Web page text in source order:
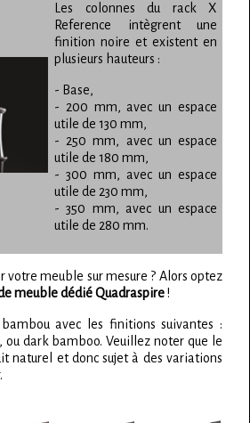
Les colonnes du rack X
Reference intègrent une
finition noire et existent en
plusieurs hauteurs :
- Base,
- 200 mm, avec un espace
utile de 130 mm,
- 250 mm, avec un espace
utile de 180 mm,
- 300 mm, avec un espace
utile de 230 mm,
- 350 mm, avec un espace
utile de 280 mm.
votre meuble sur mesure ? Alors optez
meuble dédié Quadraspire!
avec les finitions suivantes :
ou dark bamboo. Veuillez noter que le
naturel et donc sujet à des variations